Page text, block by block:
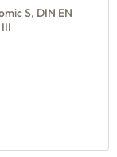
S, DIN EN